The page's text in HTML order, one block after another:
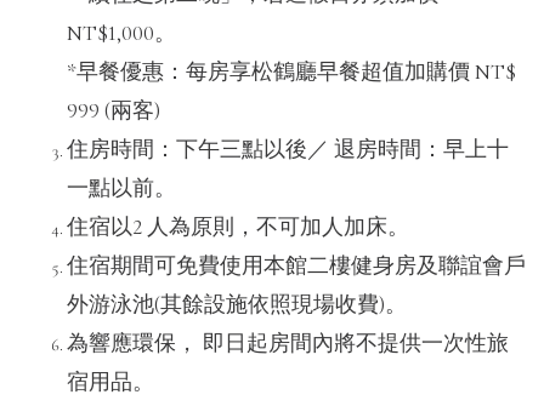
NT$1,000。
*早餐優惠：每房享松鶴廳早餐超值加購價 NT$
999 (兩客)
住房時間：下午三點以後／ 退房時間：早上十
一點以前。
住宿以2 人為原則，不可加人加床。
住宿期間可免費使用本館二樓健身房及聯誼會戶
外游泳池(其餘設施依照現場收費)。
為響應環保， 即日起房間內將不提供一次性旅
宿用品。